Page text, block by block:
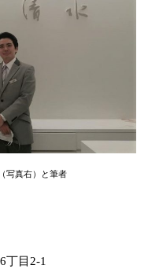
写真右）と筆者
丁目2-1